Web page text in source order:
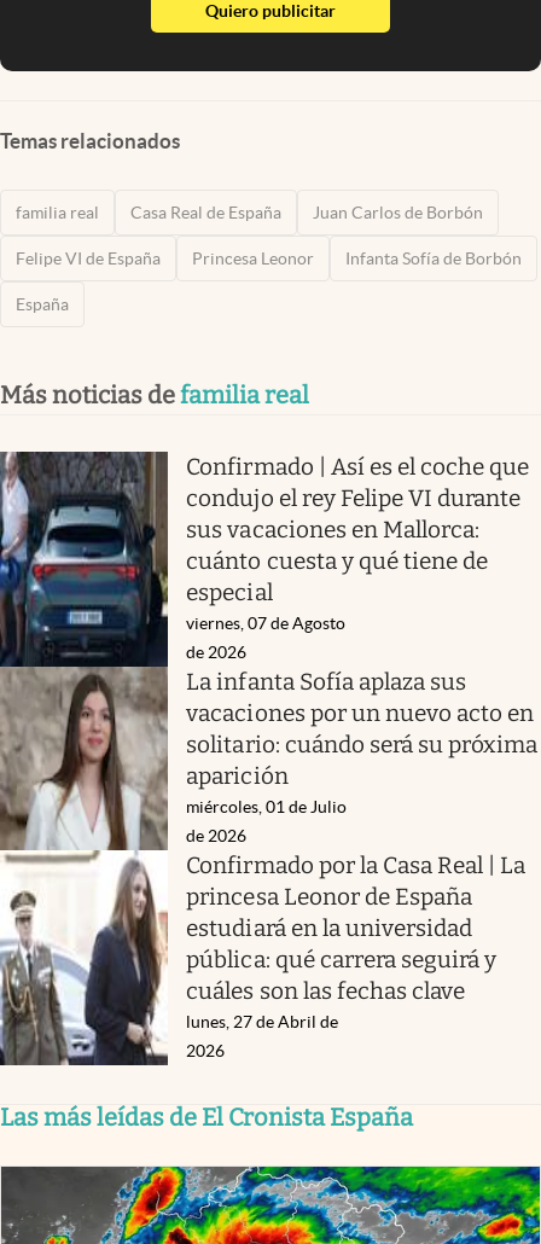
Quiero publicitarabre en nueva pestaña
Temas relacionados
familia real Casa Real de España Juan Carlos de Borbón
Felipe VI de España Princesa Leonor Infanta Sofía de Borbón
España
Más noticias defamilia real
Confirmado | Así es el coche que
condujo el rey Felipe VI durante
sus vacaciones en Mallorca:
cuánto cuesta y qué tiene de
especial
viernes, 07 de Agosto
de 2026
La infanta Sofía aplaza sus
vacaciones por un nuevo acto en
solitario: cuándo será su próxima
aparición
miércoles, 01 de Julio
de 2026
Confirmado por la Casa Real | La
princesa Leonor de España
estudiará en la universidad
pública: qué carrera seguirá y
cuáles son las fechas clave
lunes, 27 de Abril de
2026
Las más leídas de El Cronista España